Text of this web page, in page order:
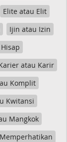
Elite atau Elit
Ijin atau Izin
atau Karir
Komplit
Kwitansi
Mangkok